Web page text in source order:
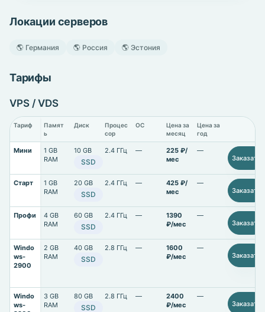
Локации серверов
🌎 Германия 🌎 Россия 🌎 Эстония
Тарифы
VPS / VDS
Тариф
Памят
ь
Диск
Процес
сор
ОС
Цена за
месяц
Цена за
год
Мини
1 GB
RAM
10 GB
SSD
2.4 ГГц —
225 ₽/
мес
—
Заказать
Старт
1 GB
RAM
20 GB
SSD
2.4 ГГц —
425 ₽/
мес
—
Заказать
Профи
4 GB
RAM
60 GB
SSD
2.4 ГГц —
1390
₽/мес
—
Заказать
Windo
ws-
2900
2 GB
RAM
40 GB
SSD
2.8 ГГц —
1600
₽/мес
—
Заказать
Windo
ws-
3 GB
RAM
80 GB
SSD
2.8 ГГц —
2400
₽/мес
—
Заказать